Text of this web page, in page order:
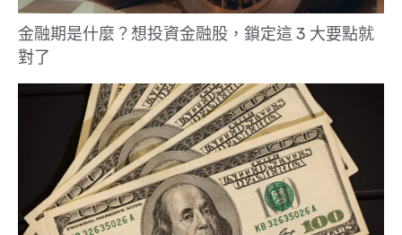
金融期是什麼？想投資金融股，鎖定這 3 大要點就
對了